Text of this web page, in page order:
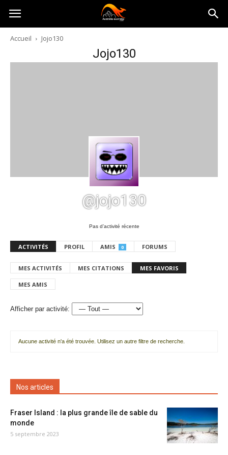
Australia-
australie.com
Accueil Jojo130
Jojo130
@jojo130
Pas d’activité récente
ACTIVITÉS PROFIL AMIS 0 FORUMS
MES ACTIVITÉS MES CITATIONS MES FAVORIS
MES AMIS
Afficher par activité:
Aucune activité n'a été trouvée. Utilisez un autre filtre de recherche.
Nos articles
Fraser Island : la plus grande île de sable du
monde
5 septembre 2023